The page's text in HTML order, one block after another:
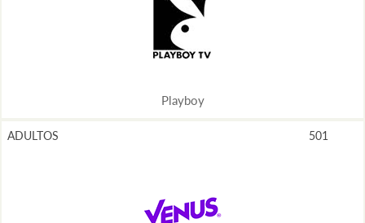
Playboy
ADULTOS 501